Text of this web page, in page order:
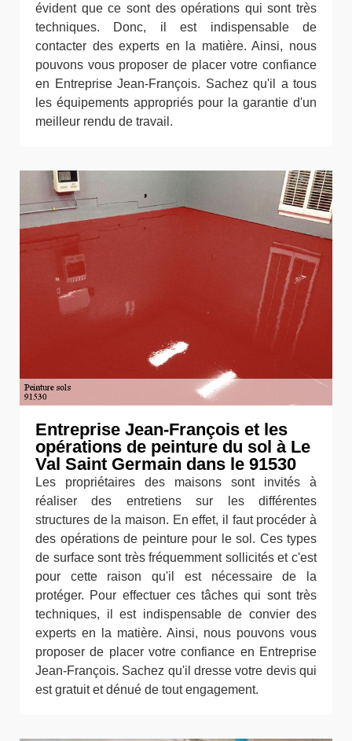
évident que ce sont des opérations qui sont très
techniques. Donc, il est indispensable de
contacter des experts en la matière. Ainsi, nous
pouvons vous proposer de placer votre confiance
en Entreprise Jean-François. Sachez qu'il a tous
les équipements appropriés pour la garantie d'un
meilleur rendu de travail.
Entreprise Jean-François et les
opérations de peinture du sol à Le
Val Saint Germain dans le 91530
Les propriétaires des maisons sont invités à
réaliser des entretiens sur les différentes
structures de la maison. En effet, il faut procéder à
des opérations de peinture pour le sol. Ces types
de surface sont très fréquemment sollicités et c'est
pour cette raison qu'il est nécessaire de la
protéger. Pour effectuer ces tâches qui sont très
techniques, il est indispensable de convier des
experts en la matière. Ainsi, nous pouvons vous
proposer de placer votre confiance en Entreprise
Jean-François. Sachez qu'il dresse votre devis qui
est gratuit et dénué de tout engagement.